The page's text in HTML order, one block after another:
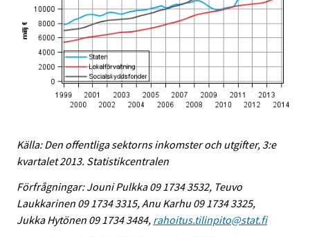
Källa: Den offentliga sektorns inkomster och utgifter, 3:e
kvartalet 2013. Statistikcentralen
Förfrågningar: Jouni Pulkka 09 1734 3532, Teuvo
Laukkarinen 09 1734 3315, Anu Karhu 09 1734 3325,
Jukka Hytönen 09 1734 3484, rahoitus.tilinpito@stat.fi